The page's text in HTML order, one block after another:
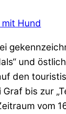
Hund
und
den
bis zur
vom